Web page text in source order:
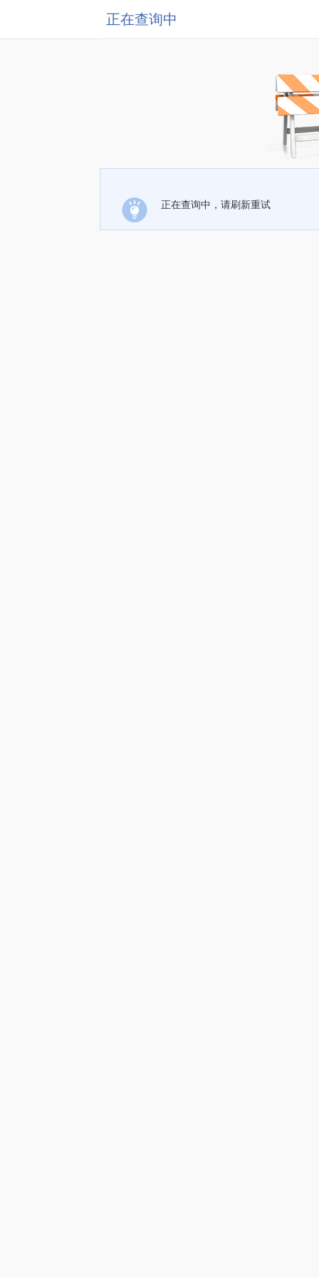
正在查询中
正在查询中，请刷新重试